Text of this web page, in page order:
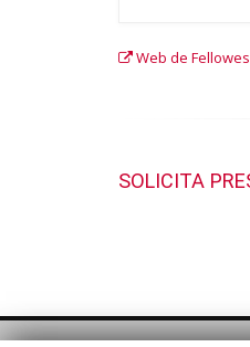
Web de Fellowes
SOLICITA